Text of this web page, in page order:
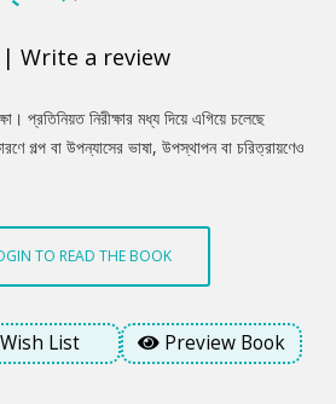
| Write a review
প্রতিনিয়ত নিরীক্ষার মধ্য দিয়ে এগিয়ে চলেছে
গল্প বা উপন্যাসের ভাষা, উপস্থাপন বা চরিত্রায়ণেও
গল্পের বিষয়বস্তু হিসেবে ভালোবাসা বেশ পুরনো
গল্প নিয়ে এই আয়োজন 'গল্প তোমার আমার'। বিজয়ী
বইঘর-এর পক্ষ থেকে আপনাদের জন্য শুভকামনা।
TO READ THE BOOK
List Preview Book